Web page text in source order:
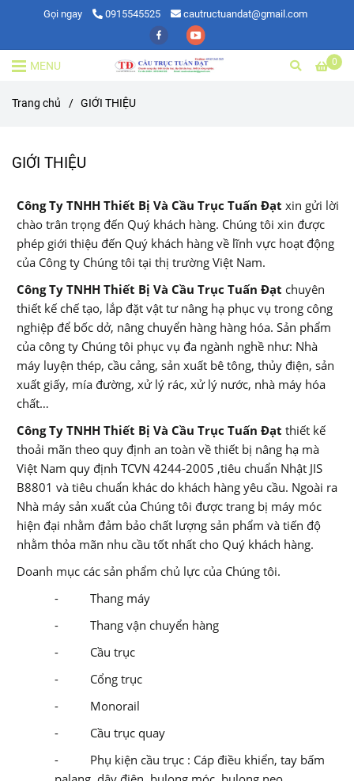
Gọi ngay 0915545525 cautructuandat@gmail.com
0
MENU
Trang chủ / GIỚI THIỆU
GIỚI THIỆU
Công Ty TNHH Thiết Bị Và Cầu Trục Tuấn Đạt xin gửi lời
chào trân trọng đến Quý khách hàng. Chúng tôi xin được
phép giới thiệu đến Quý khách hàng về lĩnh vực hoạt động
của Công ty Chúng tôi tại thị trường Việt Nam.
Công Ty TNHH Thiết Bị Và Cầu Trục Tuấn Đạt chuyên
thiết kế chế tạo, lắp đặt vật tư nâng hạ phục vụ trong công
nghiệp để bốc dở, nâng chuyển hàng hàng hóa. Sản phẩm
của công ty Chúng tôi phục vụ đa ngành nghề như: Nhà
máy luyện thép, cầu cảng, sản xuất bê tông, thủy điện, sản
xuất giấy, mía đường, xử lý rác, xử lý nước, nhà máy hóa
chất…
Công Ty TNHH Thiết Bị Và Cầu Trục Tuấn Đạt thiết kế
thoải mãn theo quy định an toàn về thiết bị nâng hạ mà
Việt Nam quy định TCVN 4244-2005 ,tiêu chuẩn Nhật JIS
B8801 và tiêu chuẩn khác do khách hàng yêu cầu. Ngoài ra
Nhà máy sản xuất của Chúng tôi được trang bị máy móc
hiện đại nhằm đảm bảo chất lượng sản phẩm và tiến độ
nhằm thỏa mãn nhu cầu tốt nhất cho Quý khách hàng.
Doanh mục các sản phẩm chủ lực của Chúng tôi.
- Thang máy
- Thang vận chuyển hàng
- Cầu trục
- Cổng trục
- Monorail
- Cầu trục quay
- Phụ kiện cầu trục : Cáp điều khiển, tay bấm